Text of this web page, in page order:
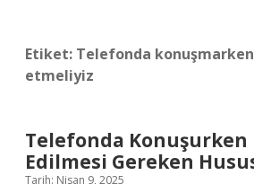
Etiket: Telefonda
etmeliyiz
Telefonda Konuşurken
Edilmesi Gereken
Tarih: Nisan 9, 2025